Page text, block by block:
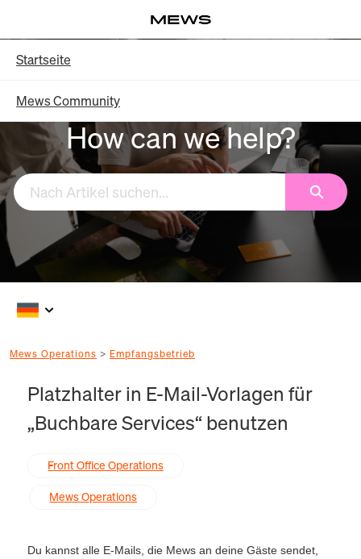
Hauptinhalt
Startseite
Mews Community
How can we help?
Suchen
Mews Operations Empfangsbetrieb
Platzhalter in E-Mail-Vorlagen für
„Buchbare Services“ benutzen
Front Office Operations
Mews Operations
Du kannst alle E-Mails, die Mews an deine Gäste sendet,